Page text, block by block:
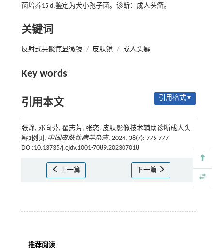
菌培养15 d,鉴定为犬小孢子菌。诊断：成人头癣。
关键词
反射式共聚焦显微镜 / 皮肤镜 / 成人头癣
Key words
引用本文 引用格式 ▾
张静, 邓向芬, 翟志芳, 张恋. 皮肤影像技术辅助诊断成人头
癣1例[J]. 中国皮肤性病学杂志, 2024, 38(7): 775-777
DOI:10.13735/j.cjdv.1001-7089.202307018
上一篇 下一篇